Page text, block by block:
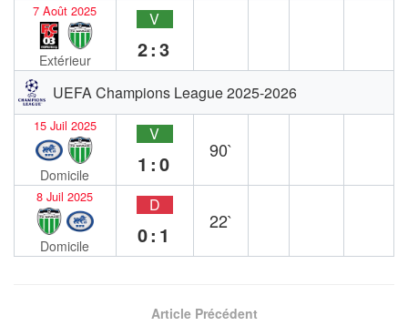
7 Août 2025
Extérieur
V
2:3
UEFA Champions League 2025-2026
15 Juil 2025
Domicile
V
1:0
90`
8 Juil 2025
Domicile
D
0:1
22`
Article Précédent